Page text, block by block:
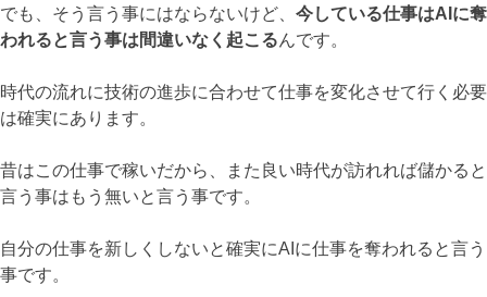
でも、そう言う事にはならないけど、 今している仕事はAIに奪
われると言う事は間違いなく起こるんです。
時代の流れに技術の進歩に合わせて仕事を変化させて行く必要
は確実にあります。
昔はこの仕事で稼いだから、また良い時代が訪れれば儲かると
言う事はもう無いと言う事です。
自分の仕事を新しくしないと確実にAIに仕事を奪われると言う
事です。